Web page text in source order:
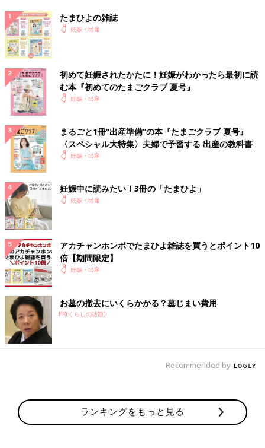
たまひよの雑誌
妊娠・出産
初めて妊娠されたかたに！妊娠がわかったら最初に読
む本『初めてのたまごクラブ 夏号』
妊娠・出産
まるごと1冊“出産準備”の本『たまごクラブ 夏号』
〈スペシャル大特集〉夫婦で予習する 出産の教科書
妊娠・出産
妊娠中に読みたい！3冊の「たまひよ」
妊娠・出産
アカチャンホンポでたまひよ雑誌を買うとポイント10
倍【期間限定】
妊娠・出産
お墓の撤去にいくらかかる？墓じまい費用
PR(くらしの話題)
Recommended by
ランキングをもっと見る